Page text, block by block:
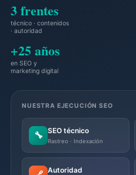
3 frentes
técnico · contenidos
· autoridad
+25 años
en SEO y
marketing digital
NUESTRA EJECUCIÓN SEO
🔧 SEO técnico
Rastreo · Indexación
Autoridad